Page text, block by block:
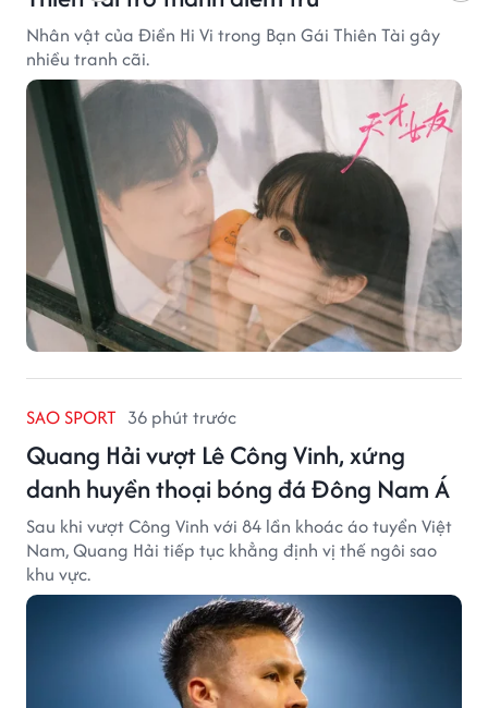
Nhân vật của Điền Hi Vi trong Bạn Gái Thiên Tài gây
nhiều tranh cãi.
SAO SPORT 36 phút trước
Quang Hải vượt Lê Công Vinh, xứng
danh huyền thoại bóng đá Đông Nam Á
Sau khi vượt Công Vinh với 84 lần khoác áo tuyển Việt
Nam, Quang Hải tiếp tục khẳng định vị thế ngôi sao
khu vực.